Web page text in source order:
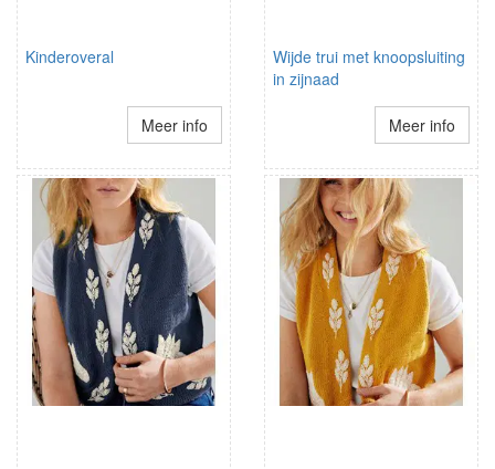
Kinderoveral
Meer info
Wijde trui met knoopsluiting
in zijnaad
Meer info